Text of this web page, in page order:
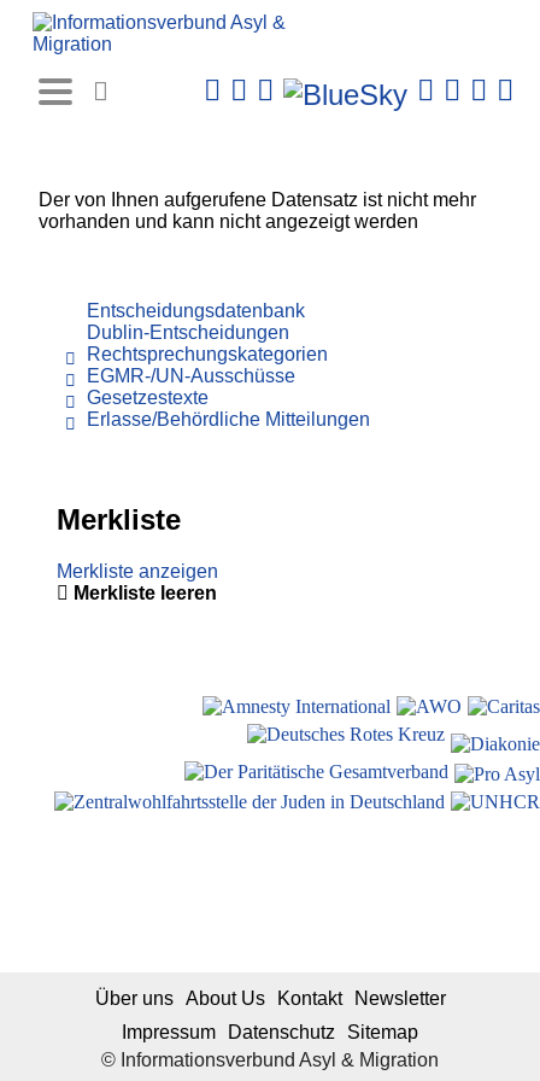
Der von Ihnen aufgerufene Datensatz ist nicht mehr
vorhanden und kann nicht angezeigt werden
Entscheidungsdatenbank
Dublin-Entscheidungen
Rechtsprechungskategorien
EGMR-/UN-Ausschüsse
Gesetzestexte
Erlasse/Behördliche Mitteilungen
Merkliste
Merkliste anzeigen
Merkliste leeren
© Informationsverbund Asyl & Migration
Über uns About Us Kontakt
Newsletter
Impressum
Datenschutz Sitemap